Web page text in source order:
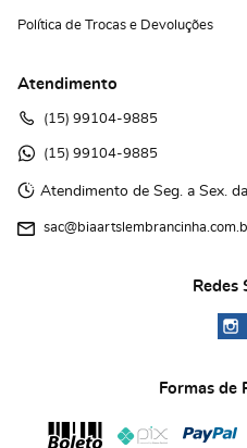
Política de Trocas e Devoluções
Atendimento
(15) 99104-9885
(15) 99104-9885
Atendimento de Seg. a Sex.
Redes
Formas de